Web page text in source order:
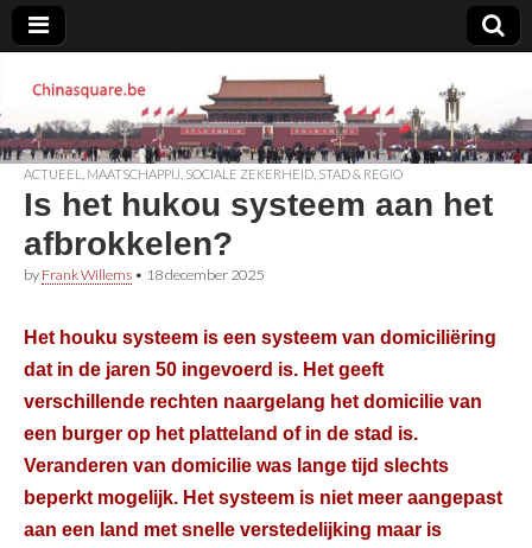
Chinasquare.be
ACTUEEL MAATSCHAPPIJ SOCIALE ZEKERHEID STAD & REGIO
Is het hukou systeem aan het
afbrokkelen?
by Frank Willems • 18 december 2025
Het houku systeem is een systeem van domiciliëring
dat in de jaren 50 ingevoerd is. Het geeft
verschillende rechten naargelang het domicilie van
een burger op het platteland of in de stad is.
Veranderen van domicilie was lange tijd slechts
beperkt mogelijk. Het systeem is niet meer aangepast
aan een land met snelle verstedelijking maar is